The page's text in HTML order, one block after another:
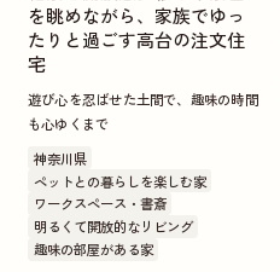
を眺めながら、家族でゆっ
たりと過ごす高台の注文住
宅
遊び心を忍ばせた土間で、趣味の時間
も心ゆくまで
神奈川県
ペットとの暮らしを楽しむ家
ワークスペース・書斎
明るくて開放的なリビング
趣味の部屋がある家